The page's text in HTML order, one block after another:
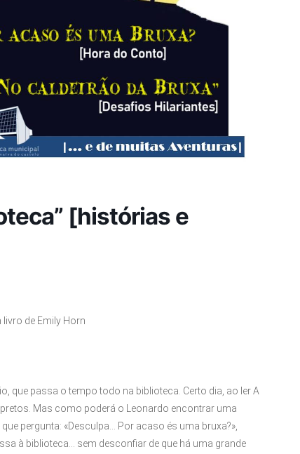
[histórias e
livro de Emily Horn
que passa o tempo todo na biblioteca. Certo dia, ao ler A
Mas como poderá o Leonardo encontrar uma
pergunta: «Desculpa… Por acaso és uma bruxa?»,
à biblioteca… sem desconfiar de que há uma grande